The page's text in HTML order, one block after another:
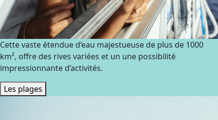
Cette vaste étendue d’eau majestueuse de plus de 1000
km², offre des rives variées et un une possibilité
impressionnante d’activités.
Les plages